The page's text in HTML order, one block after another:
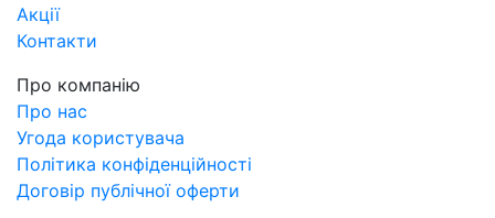
Акції
Контакти
Про компанію
Про нас
Угода користувача
Політика конфіденційності
Договір публічної оферти